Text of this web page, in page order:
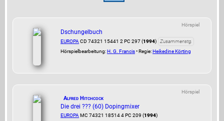
Hörspiel
Dschungelbuch
EUROPA CD 74321 15441 2 PC 297 (1994)
Zusammenstg.
Hörspielbearbeitung:H. G. Francis• Regie:Heikedine Körting
Hörspiel
Alfred Hitchcock
Die drei ??? (60) Dopingmixer
EUROPA MC 74321 18514 4 PC 209 (1994)